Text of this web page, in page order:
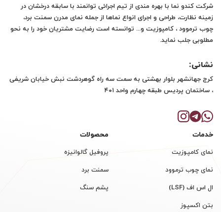
شرکت کندو نما با بهره مندی از تیم اجرائی توانمند با سابقه درخشان در
زمینه نظارت، طراحی و اجرای انواع نماها از جمله نمای مدرن سمنت برد،
چوب ترموود ، کامپوزیت و... توانسته است رضایت مشتریان خود را به نحو
مطلوبی جلب نماید.
نشانی:
کرج جهانشهر بلوار بهشتی به سمت سه راه گوهردشت نبش خیابان شریفی
، ساختمان پردیس طبقه چهارم واحد ۴۰۱
خدمات
نمای کامپوزیت
نمای چوب ترموود
ال اس اف (LSF)
بتن اکسپوز
محصولات
پروفیل گالوانیزه
سمنت برد
پشم سنگ